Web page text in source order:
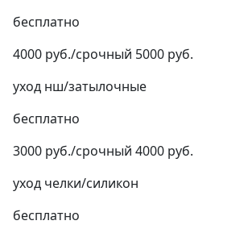
бесплатно
4000 руб./срочный 5000 руб.
уход нш/затылочные
бесплатно
3000 руб./срочный 4000 руб.
уход челки/силикон
бесплатно